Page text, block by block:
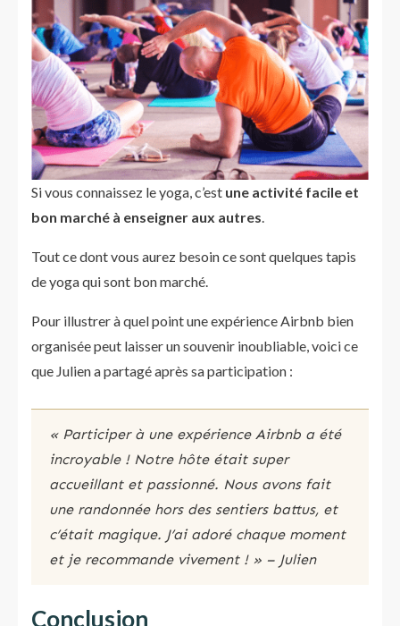
Si vous connaissez le yoga, c’est une activité facile et
bon marché à enseigner aux autres.
Tout ce dont vous aurez besoin ce sont quelques tapis
de yoga qui sont bon marché.
Pour illustrer à quel point une expérience Airbnb bien
organisée peut laisser un souvenir inoubliable, voici ce
que Julien a partagé après sa participation :
« Participer à une expérience Airbnb a été
incroyable ! Notre hôte était super
accueillant et passionné. Nous avons fait
une randonnée hors des sentiers battus, et
c’était magique. J’ai adoré chaque moment
et je recommande vivement ! » – Julien
Conclusion